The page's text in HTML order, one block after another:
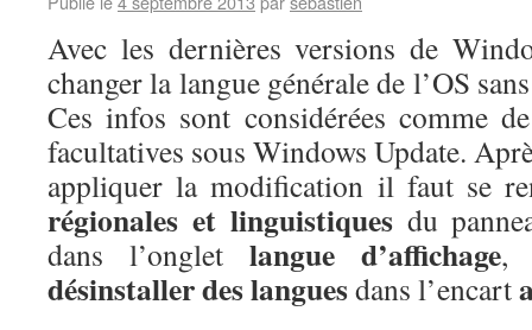
Avec les dernières versions de
changer la langue générale de l’OS
Ces infos sont considérées comme
facultatives sous Windows Update.
appliquer la modification il faut se
régionales et linguistiquesdu
dans l’onglet langue d’affichage,
désinstaller des languesdans l’encart